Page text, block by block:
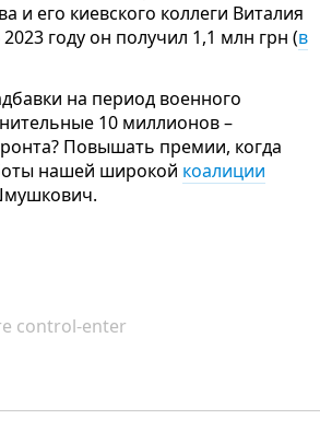
и его киевского коллеги Виталия
году он получил 1,1 млн грн (в
на период военного
10 миллионов –
Повышать премии, когда
нашей широкой коалиции
control-enter